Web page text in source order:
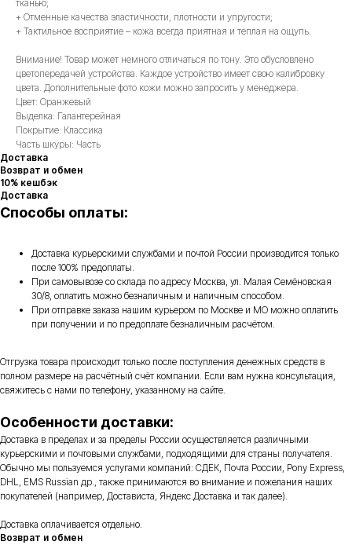
тканью;
+ Отменные качества эластичности, плотности и упругости;
+ Тактильное восприятие – кожа всегда приятная и теплая на ощупь.
Внимание! Товар может немного отличаться по тону. Это обусловлено
цветопередачей устройства. Каждое устройство имеет свою калибровку
цвета. Дополнительные фото кожи можно запросить у менеджера.
Цвет: Оранжевый
Выделка: Галантерейная
Покрытие: Классика
Часть шкуры: Часть
Доставка
Возврат и обмен
10% кешбэк
Доставка
Способы оплаты:
Доставка курьерскими службами и почтой России производится только
после 100% предоплаты.
При самовывозе со склада по адресу Москва, ул. Малая Семёновская
30/8, оплатить можно безналичным и наличным способом.
При отправке заказа нашим курьером по Москве и МО можно оплатить
при получении и по предоплате безналичным расчётом.
Отгрузка товара происходит только после поступления денежных средств в
полном размере на расчётный счёт компании. Если вам нужна консультация,
свяжитесь с нами по телефону, указанному на сайте.
Особенности доставки:
Доставка в пределах и за пределы России осуществляется различными
курьерскими и почтовыми службами, подходящими для страны получателя.
Обычно мы пользуемся услугами компаний: СДЕК, Почта России, Pony Express,
DHL, EMS Russian др., также принимаются во внимание и пожелания наших
покупателей (например, Достависта, Яндекс.Доставка и так далее).
Доставка оплачивается отдельно.
Возврат и обмен